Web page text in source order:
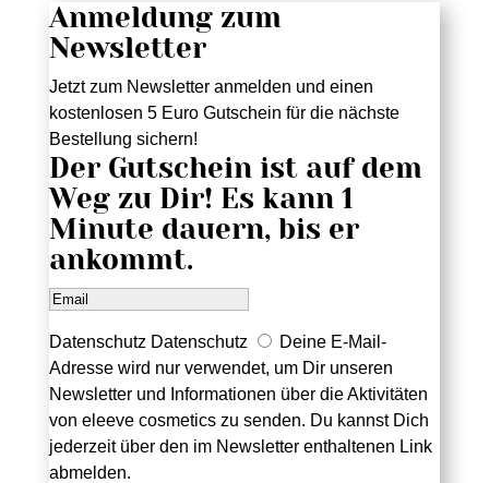
Anmeldung zum
Newsletter
Jetzt zum Newsletter anmelden und einen
kostenlosen 5 Euro Gutschein für die nächste
Bestellung sichern!
Der Gutschein ist auf dem
Weg zu Dir! Es kann 1
Minute dauern, bis er
ankommt.
Datenschutz Datenschutz
Deine E-Mail-
Adresse wird nur verwendet, um Dir unseren
Newsletter und Informationen über die Aktivitäten
von eleeve cosmetics zu senden. Du kannst Dich
jederzeit über den im Newsletter enthaltenen Link
abmelden.